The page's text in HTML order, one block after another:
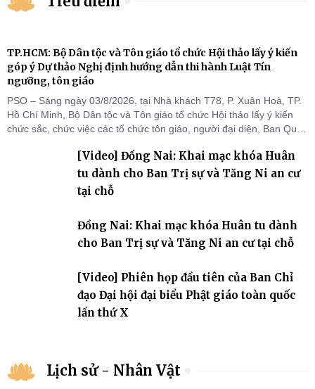
TP.HCM: Bộ Dân tộc và Tôn giáo tổ chức Hội thảo lấy ý kiến
góp ý Dự thảo Nghị định hướng dẫn thi hành Luật Tín
ngưỡng, tôn giáo
PSO – Sáng ngày 03/8/2026, tại Nhà khách T78, P. Xuân Hoà, TP.
Hồ Chí Minh, Bộ Dân tộc và Tôn giáo tổ chức Hội thảo lấy ý kiến
chức sắc, chức việc các tổ chức tôn giáo, người đại diện, Ban Quản
góp ý hoàn thiện hồ sơ Dự thảo Nghị định quy định chi tiết một số
điều và biện pháp để tổ chức
[Video] Đồng Nai: Khai mạc khóa Huân
tu dành cho Ban Trị sự và Tăng Ni an cư
tại chỗ
Đồng Nai: Khai mạc khóa Huân tu dành
cho Ban Trị sự và Tăng Ni an cư tại chỗ
[Video] Phiên họp đầu tiên của Ban Chỉ
đạo Đại hội đại biểu Phật giáo toàn quốc
lần thứ X
Lịch sử - Nhân Vật